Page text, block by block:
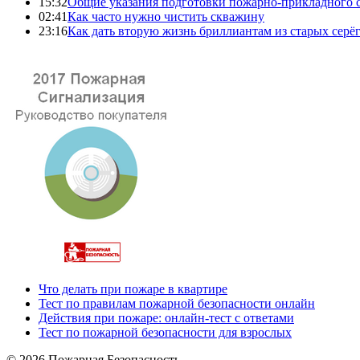
02:41Как часто нужно чистить скважину
23:16Как дать вторую жизнь бриллиантам из старых серёг
Что делать при пожаре в квартире
Тест по правилам пожарной безопасности онлайн
Действия при пожаре: онлайн-тест с ответами
Тест по пожарной безопасности для взрослых